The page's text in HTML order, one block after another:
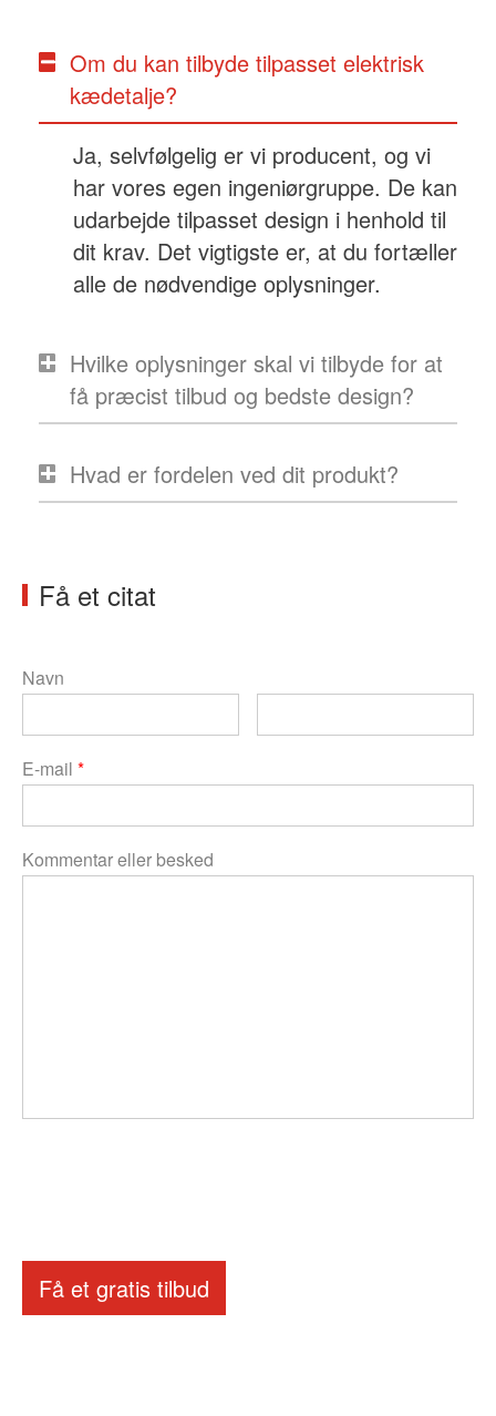
Om du kan tilbyde tilpasset elektrisk
kædetalje?
Ja, selvfølgelig er vi producent, og vi
har vores egen ingeniørgruppe. De kan
udarbejde tilpasset design i henhold til
dit krav. Det vigtigste er, at du fortæller
alle de nødvendige oplysninger.
Hvilke oplysninger skal vi tilbyde for at
få præcist tilbud og bedste design?
Hvad er fordelen ved dit produkt?
Få et citat
Navn
E-mail *
Kommentar eller besked
Få et gratis tilbud